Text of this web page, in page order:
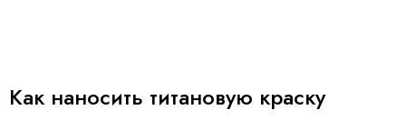
Как наносить титановую краску